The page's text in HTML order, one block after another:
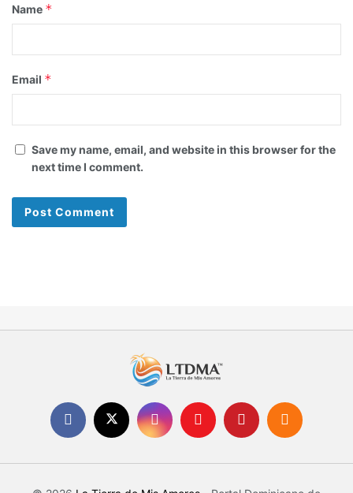
Name *
Email *
Save my name, email, and website in this browser for the
next time I comment.